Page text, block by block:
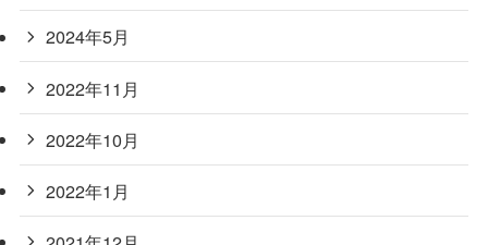
2024年5月
2022年11月
2022年10月
2022年1月